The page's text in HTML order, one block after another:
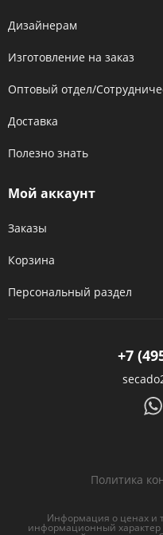
Дизайнерам
Изготовление на заказ
Оптовый отдел/
Доставка
Полезно знать
Мой аккаунт
Заказы
Корзина
Персональный раздел
+7
Политика
Информация о ценах и
информационный характер